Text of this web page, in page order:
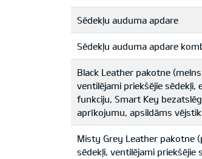
Sēdekļu auduma apdare
Sēdekļu auduma apdare
Black Leather pakotne
ventilējami priekšējie sēdekļi,
funkciju, Smart Key
aprīkojumu, apsildāms
Misty Grey Leather pakotne
sēdekļi, ventilējami priekšējie